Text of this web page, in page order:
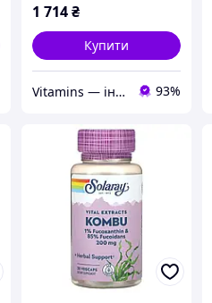
1 714₴
Купити
Vitamins — інтернет-магазин вітамінів та мінералів 93%